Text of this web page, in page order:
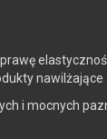
nawilżające
i mocnych